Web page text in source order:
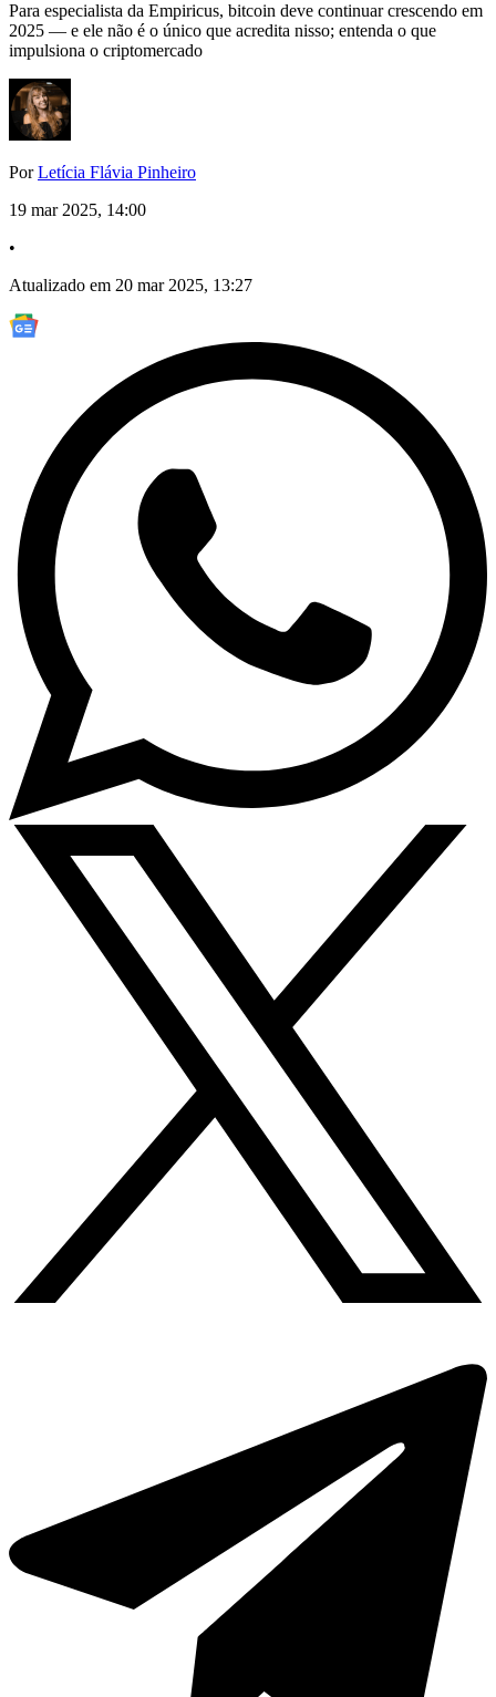
Para especialista da Empiricus, bitcoin deve continuar crescendo em
2025 — e ele não é o único que acredita nisso; entenda o que
impulsiona o criptomercado
PorLetícia Flávia Pinheiro
19 mar 2025, 14:00
•
Atualizado em 20 mar 2025, 13:27